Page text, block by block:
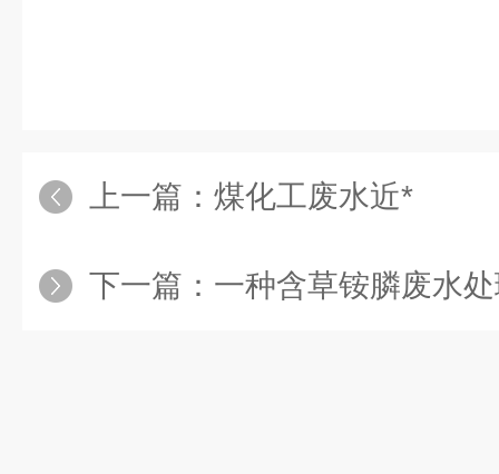
上一篇： 煤化工废水近*
下一篇： 一种含草铵膦废水